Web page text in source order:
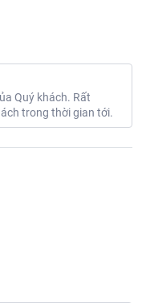
Quý khách. Rất
trong thời gian tới.